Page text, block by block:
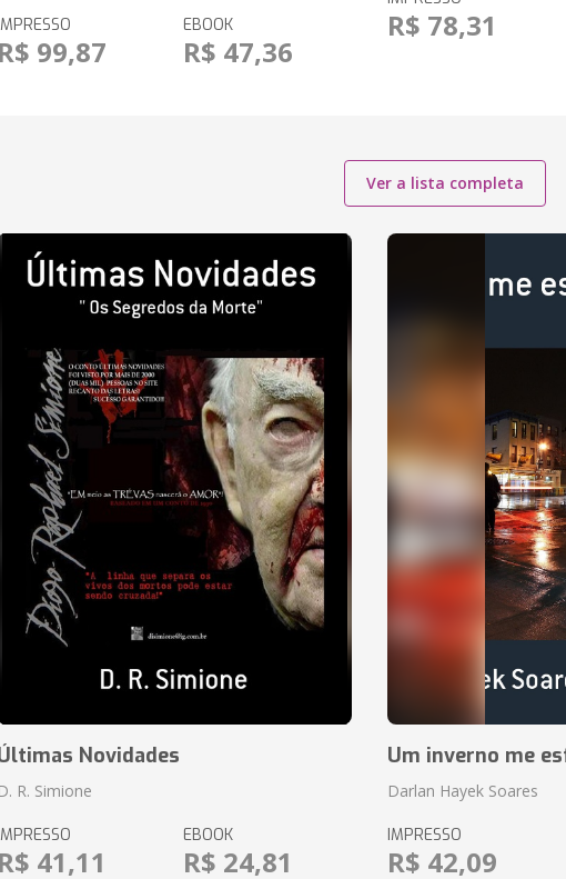
R$ 99,87
EBOOK
R$ 47,36
R$ 78,31
Ver a lista completa
Novidades
D. R. Simione
R$ 41,11
EBOOK
R$ 24,81
Um inverno me
Darlan Hayek Soares
IMPRESSO
R$ 42,09